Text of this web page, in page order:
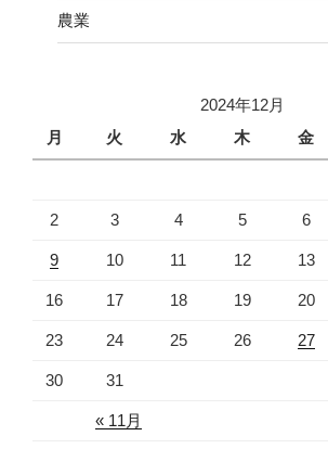
農業
2024年12月
月
火 水 木 金
« 11月
2 3 4 5 6
9 10 11 12 13
16 17 18 19 20
23 24 25 26 27
30 31